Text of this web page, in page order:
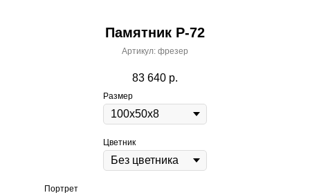
Памятник Р-72
Артикул: фрезер
83 640 р.
Размер
Цветник
Портрет